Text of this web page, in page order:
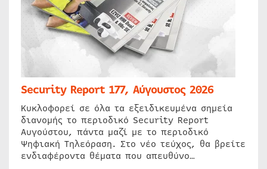
Security Report 177, Αύγουστος 2026
Κυκλοφορεί σε όλα τα εξειδικευμένα σημεία
διανομής το περιοδικό Security Report
Αυγούστου, πάντα μαζί με το περιοδικό
Ψηφιακή Τηλεόραση. Στο νέο τεύχος, θα βρείτε
ενδιαφέροντα θέματα που απευθύνο…